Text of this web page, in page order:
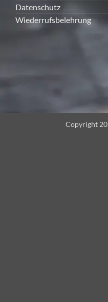
Datenschutz
Wiederrufsbelehrung
Copyright